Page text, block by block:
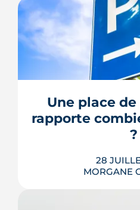
Avenue d'Atlanta, à
chantier de six
coulisses
Métropole. Derrière
déménagement de
chiffrages officiels
environnemental.
LIRE
Une place
rapporte
?
28
MORGANE